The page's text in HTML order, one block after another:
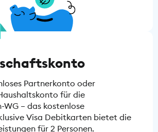
Partnerkonto oder
für die
WG – das kostenlose
Visa Debitkarten bietet die
für 2 Personen.